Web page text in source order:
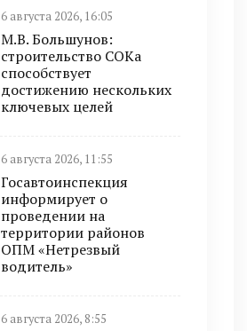
6 августа 2026, 16:05
М.В. Большунов:
строительство СОКа
способствует
достижению нескольких
ключевых целей
6 августа 2026, 11:55
Госавтоинспекция
информирует о
проведении на
территории районов
ОПМ «Нетрезвый
водитель»
6 августа 2026, 8:55